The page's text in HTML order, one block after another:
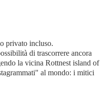
privato incluso.
di trascorrere ancora
la vicina Rottnest island of
al mondo: i mitici